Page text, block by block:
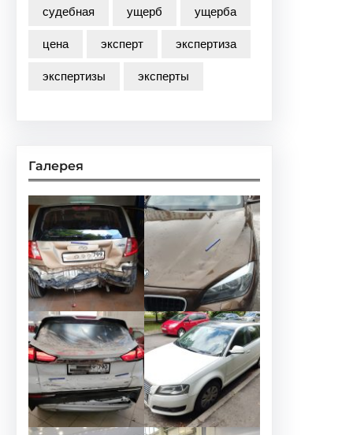
судебная
ущерб
ущерба
цена
эксперт
экспертиза
экспертизы
эксперты
Галерея